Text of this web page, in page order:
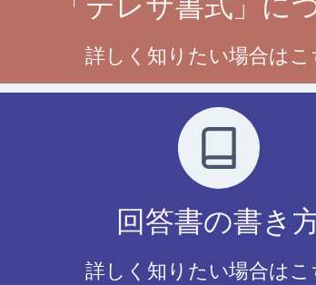
詳しく知りたい場合はこ
回答書の書き
詳しく知りたい場合はこ